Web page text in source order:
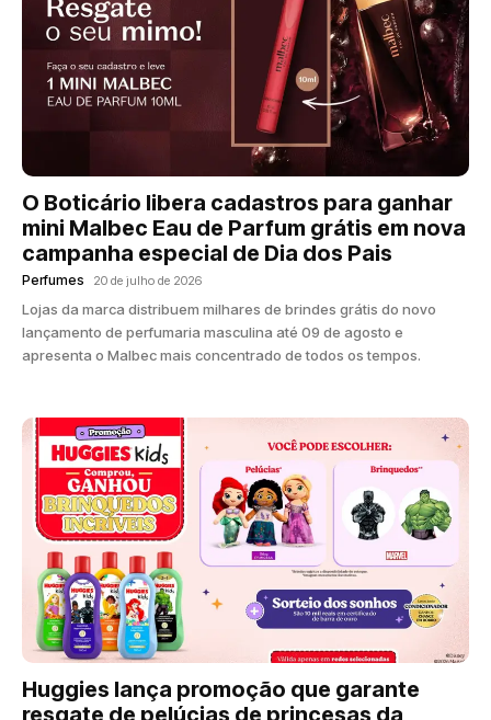
O Boticário libera cadastros para ganhar
mini Malbec Eau de Parfum grátis em nova
campanha especial de Dia dos Pais
Perfumes 20 de julho de 2026
Lojas da marca distribuem milhares de brindes grátis do novo
lançamento de perfumaria masculina até 09 de agosto e
apresenta o Malbec mais concentrado de todos os tempos.
Huggies lança promoção que garante